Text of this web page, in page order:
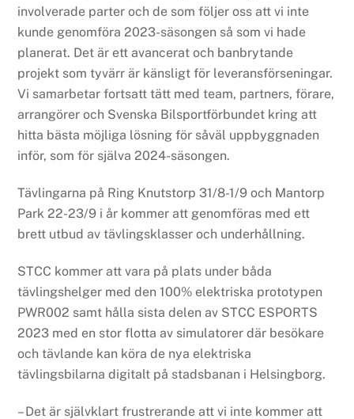
involverade parter och de som följer oss att vi inte
kunde genomföra 2023-säsongen så som vi hade
planerat. Det är ett avancerat och banbrytande
projekt som tyvärr är känsligt för leveransförseningar.
Vi samarbetar fortsatt tätt med team, partners, förare,
arrangörer och Svenska Bilsportförbundet kring att
hitta bästa möjliga lösning för såväl uppbyggnaden
inför, som för själva 2024-säsongen.
Tävlingarna på Ring Knutstorp 31/8-1/9 och Mantorp
Park 22-23/9 i år kommer att genomföras med ett
brett utbud av tävlingsklasser och underhållning.
STCC kommer att vara på plats under båda
tävlingshelger med den 100% elektriska prototypen
PWR002 samt hålla sista delen av STCC ESPORTS
2023 med en stor flotta av simulatorer där besökare
och tävlande kan köra de nya elektriska
tävlingsbilarna digitalt på stadsbanan i Helsingborg.
– Det är självklart frustrerande att vi inte kommer att